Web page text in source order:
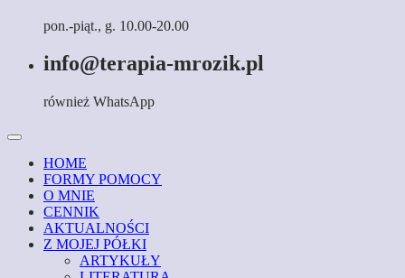
pon.-piąt., g. 10.00-20.00
info@terapia-mrozik.pl
również WhatsApp
HOME
FORMY POMOCY
O MNIE
CENNIK
AKTUALNOŚCI
Z MOJEJ PÓŁKI
ARTYKUŁY